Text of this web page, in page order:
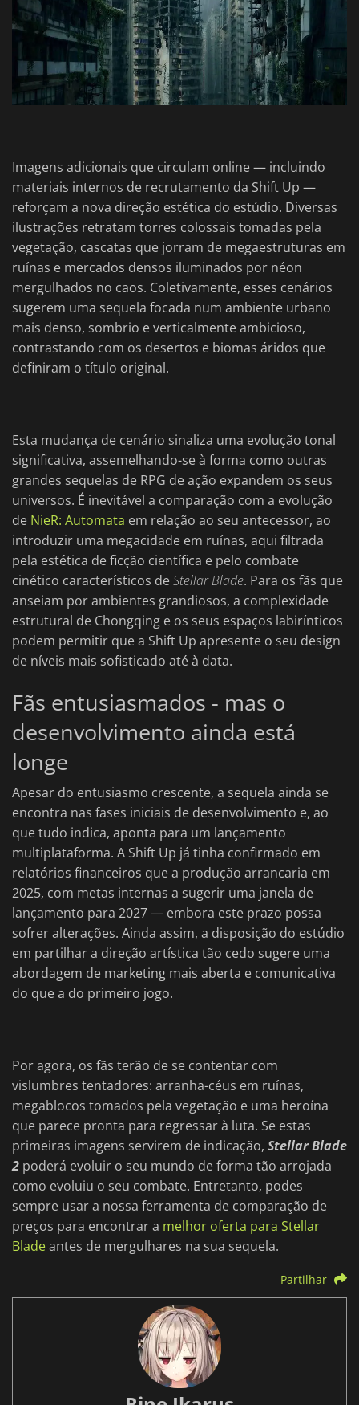
Imagens adicionais que circulam online — incluindo
materiais internos de recrutamento da Shift Up —
reforçam a nova direção estética do estúdio. Diversas
ilustrações retratam torres colossais tomadas pela
vegetação, cascatas que jorram de megaestruturas em
ruínas e mercados densos iluminados por néon
mergulhados no caos. Coletivamente, esses cenários
sugerem uma sequela focada num ambiente urbano
mais denso, sombrio e verticalmente ambicioso,
contrastando com os desertos e biomas áridos que
definiram o título original.
Esta mudança de cenário sinaliza uma evolução tonal
significativa, assemelhando-se à forma como outras
grandes sequelas de RPG de ação expandem os seus
universos. É inevitável a comparação com a evolução
de NieR: Automata em relação ao seu antecessor, ao
introduzir uma megacidade em ruínas, aqui filtrada
pela estética de ficção científica e pelo combate
cinético característicos deStellar Blade. Para os fãs que
anseiam por ambientes grandiosos, a complexidade
estrutural de Chongqing e os seus espaços labirínticos
podem permitir que a Shift Up apresente o seu design
de níveis mais sofisticado até à data.
Fãs entusiasmados - mas o
desenvolvimento ainda está
longe
Apesar do entusiasmo crescente, a sequela ainda se
encontra nas fases iniciais de desenvolvimento e, ao
que tudo indica, aponta para um lançamento
multiplataforma. A Shift Up já tinha confirmado em
relatórios financeiros que a produção arrancaria em
2025, com metas internas a sugerir uma janela de
lançamento para 2027 — embora este prazo possa
sofrer alterações. Ainda assim, a disposição do estúdio
em partilhar a direção artística tão cedo sugere uma
abordagem de marketing mais aberta e comunicativa
do que a do primeiro jogo.
Por agora, os fãs terão de se contentar com
vislumbres tentadores: arranha-céus em ruínas,
megablocos tomados pela vegetação e uma heroína
que parece pronta para regressar à luta. Se estas
primeiras imagens servirem de indicação, Stellar Blade
2 poderá evoluir o seu mundo de forma tão arrojada
como evoluiu o seu combate. Entretanto, podes
sempre usar a nossa ferramenta de comparação de
preços para encontrar a melhor oferta para Stellar
Bladeantes de mergulhares na sua sequela.
Partilhar